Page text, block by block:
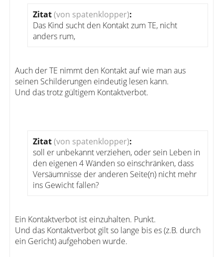
Zitat(von spatenklopper):
Das Kind sucht den Kontakt zum TE, nicht
anders rum,
Auch der TE nimmt den Kontakt auf wie man aus
seinen Schilderungen eindeutig lesen kann.
Und das trotz gültigem Kontaktverbot.
Zitat(von spatenklopper):
soll er unbekannt verziehen, oder sein Leben in
den eigenen 4 Wänden so einschränken, dass
Versäumnisse der anderen Seite(n) nicht mehr
ins Gewicht fallen?
Ein Kontaktverbot ist einzuhalten. Punkt.
Und das Kontaktverbot gilt so lange bis es (z.B. durch
ein Gericht) aufgehoben wurde.